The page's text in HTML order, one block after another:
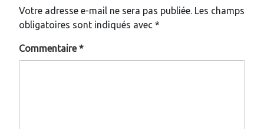
Votre adresse e-mail ne sera pas publiée. Les champs
obligatoires sont indiqués avec *
Commentaire*